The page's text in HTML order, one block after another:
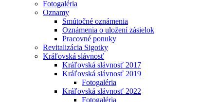
Fotogaléria
Oznamy
Smútočné oznámenia
Oznámenia o uložení zásielok
Pracovné ponuky
Revitalizácia Sigotky
Kráľovská slávnosť
Kráľovská slávnosť 2017
Kráľovská slávnosť 2019
Fotogaléria
Kráľovská slávnosť 2022
Fotogaléria